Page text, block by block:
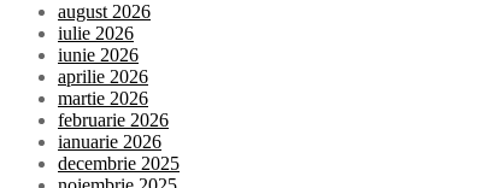
august 2026
iulie 2026
iunie 2026
aprilie 2026
martie 2026
februarie 2026
ianuarie 2026
decembrie 2025